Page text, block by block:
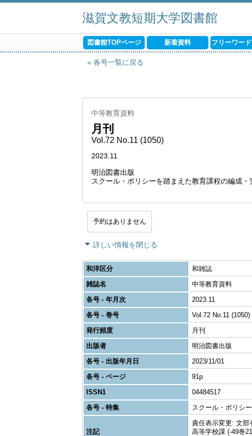
滋賀文教短期大学図書館
図書館TOPページ 新着資料 フリーワー
各号一覧に戻る
中等教育資料
月刊
Vol.72 No.11 (1050)
2023.11
明治図書出版
スクール・ポリシーを踏まえた教育課程の編成・
予約はありません
詳しい情報を閉じる
和洋区分
和雑誌
雑誌名
中等教育資料
各号 - 年月次
2023.11
各号 - 巻号
Vol.72 No.11 (1050)
発行頻度
月刊
出版者
明治図書出版
各号 - 出版年月日
2023/11/01
各号 - ページ
91p
ISSN1
04484517
各号 - 特集
スクール・ポリシ
注記
責任表示変更: 文
高等学校課 (-49巻